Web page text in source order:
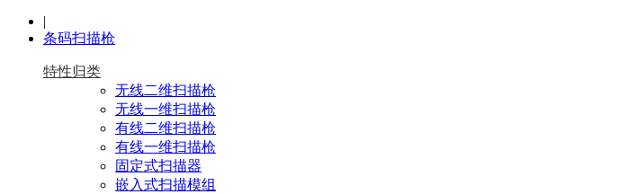
|
条码扫描枪
特性归类
无线二维扫描枪
无线一维扫描枪
有线二维扫描枪
有线一维扫描枪
固定式扫描器
嵌入式扫描模组